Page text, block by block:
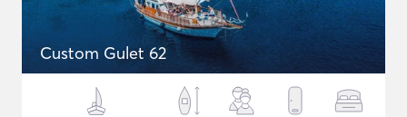
Custom Gulet 62